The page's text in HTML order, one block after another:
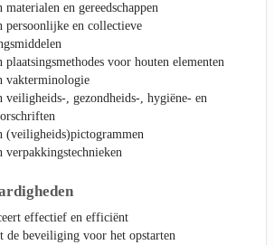
materialen en gereedschappen
persoonlijke en collectieve
plaatsingsmethodes voor houten elementen
vakterminologie
veiligheids-, gezondheids-, hygiëne- en
(veiligheids)pictogrammen
verpakkingstechnieken
effectief en efficiënt
de beveiliging voor het opstarten